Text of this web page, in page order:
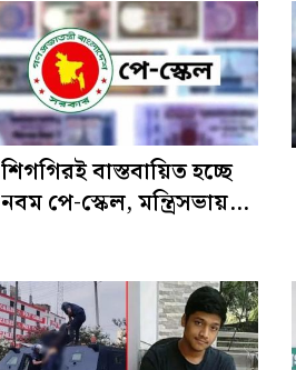
শিগগিরই বাস্তবায়িত হচ্ছে
নবম পে-স্কেল, মন্ত্রিসভায়